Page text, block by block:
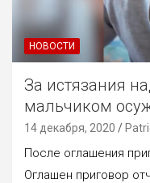
НОВОСТИ
За истязания
мальчиком
14 декабря, 2020
После оглашения
Оглашен приговор